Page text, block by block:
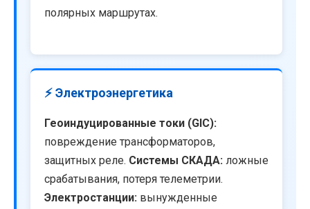
полярных маршрутах.
⚡ Электроэнергетика
Геоиндуцированные токи (GIC):
повреждение трансформаторов,
защитных реле. Системы СКАДА: ложные
срабатывания, потеря телеметрии.
Электростанции: вынужденные